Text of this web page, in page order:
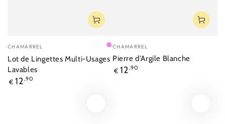
Fournisseur:
CHAMARREL GrisEcru
Violet
Lot de Lingettes Multi-Usages
Lavables
Prix
€ 12 ,90
Fournisseur:
CHAMARREL
Pierre d'Argile Blanche
Prix
€ 12 ,90